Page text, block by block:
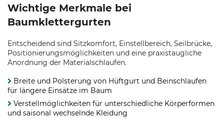
Wichtige Merkmale bei
Baumklettergurten
Entscheidend sind Sitzkomfort, Einstellbereich, Seilbrücke,
Positionierungsmöglichkeiten und eine praxistaugliche
Anordnung der Materialschlaufen.
Breite und Polsterung von Hüftgurt und Beinschlaufen
für längere Einsätze im Baum
Verstellmöglichkeiten für unterschiedliche Körperformen
und saisonal wechselnde Kleidung